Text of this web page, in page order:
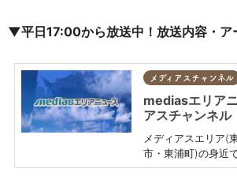
▼平日17:00から放送中！放送内容・ア
メディアスチャンネル
mediasエリア
アスチャンネル
メディアスエリア(
市・東浦町)の身近